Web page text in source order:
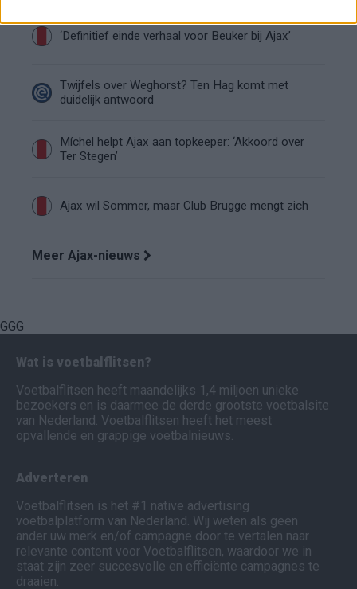
‘Definitief einde verhaal voor Beuker bij Ajax’
Twijfels over Weghorst? Ten Hag komt met
duidelijk antwoord
Míchel helpt Ajax aan topkeeper: ‘Akkoord over
Ter Stegen’
Ajax wil Sommer, maar Club Brugge mengt zich
Meer Ajax-nieuws
GGG
Wat is voetbalflitsen?
Voetbalflitsen heeft maandelijks 1,4 miljoen unieke
bezoekers en is daarmee de derde grootste voetbalsite
van Nederland. Voetbalflitsen heeft het meest
opvallende en grappige voetbalnieuws.
Adverteren
Voetbalflitsen is het #1 native advertising
voetbalplatform van Nederland. Wij weten als geen
ander uw merk en/of campagne door te vertalen naar
relevante content voor Voetbalflitsen, waardoor we in
staat zijn zeer succesvolle en efficiënte campagnes te
draaien.